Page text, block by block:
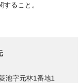
ること。
池字元林1番地1